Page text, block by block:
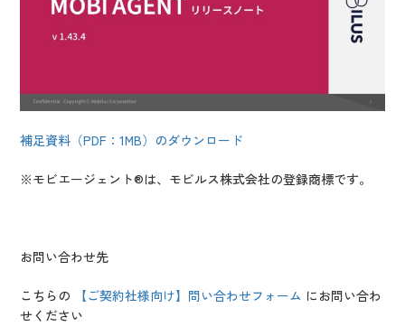
補足資料（PDF：1MB）のダウンロード
※モビエージェント®は、モビルス株式会社の登録商標です。
お問い合わせ先
こちらの 【ご契約社様向け】問い合わせフォーム にお問い合わ
せください